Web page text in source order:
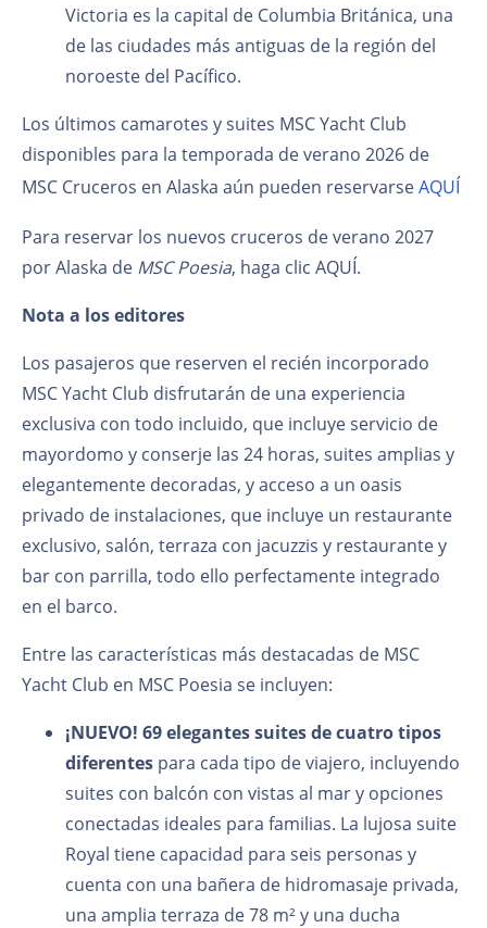
Victoria es la capital de Columbia Británica, una
de las ciudades más antiguas de la región del
noroeste del Pacífico.
Los últimos camarotes y suites MSC Yacht Club
disponibles para la temporada de verano 2026 de
MSC Cruceros en Alaska aún pueden reservarseAQUÍ
Para reservar los nuevos cruceros de verano 2027
por Alaska de MSC Poesia, haga clic AQUÍ.
Nota a los editores
Los pasajeros que reserven el recién incorporado
MSC Yacht Club disfrutarán de una experiencia
exclusiva con todo incluido, que incluye servicio de
mayordomo y conserje las 24 horas, suites amplias y
elegantemente decoradas, y acceso a un oasis
privado de instalaciones, que incluye un restaurante
exclusivo, salón, terraza con jacuzzis y restaurante y
bar con parrilla, todo ello perfectamente integrado
en el barco.
Entre las características más destacadas de MSC
Yacht Club en MSC Poesia se incluyen:
¡NUEVO! 69 elegantes suites de cuatro tipos
diferentes para cada tipo de viajero, incluyendo
suites con balcón con vistas al mar y opciones
conectadas ideales para familias. La lujosa suite
Royal tiene capacidad para seis personas y
cuenta con una bañera de hidromasaje privada,
una amplia terraza de 78 m² y una ducha